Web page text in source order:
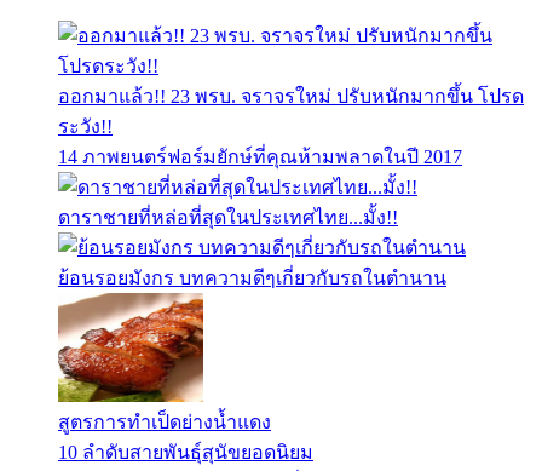
ออกมาแล้ว!! 23 พรบ. จราจรใหม่ ปรับหนักมากขึ้น โปรด
ระวัง!!
14 ภาพยนตร์ฟอร์มยักษ์ที่คุณห้ามพลาดในปี 2017
ดาราชายที่หล่อที่สุดในประเทศไทย...มั้ง!!
ย้อนรอยมังกร บทความดีๆเกี่ยวกับรถในตำนาน
สูตรการทำเป็ดย่างน้ำแดง
10 ลำดับสายพันธุ์สุนัขยอดนิยม